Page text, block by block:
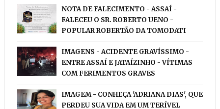
NOTA DE FALECIMENTO - ASSAÍ -
FALECEU O SR. ROBERTO UENO -
POPULAR ROBERTÃO DA TOMODATI
IMAGENS - ACIDENTE GRAVÍSSIMO -
ENTRE ASSAÍ E JATAÍZINHO - VÍTIMAS
COM FERIMENTOS GRAVES
IMAGEM - CONHEÇA 'ADRIANA DIAS', QUE
PERDEU SUA VIDA EM UM TERÍVEL